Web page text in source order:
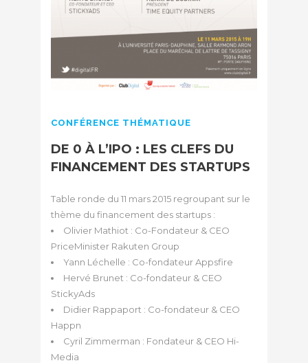
CONFÉRENCE THÉMATIQUE
DE 0 À L’IPO : LES CLEFS DU
FINANCEMENT DES STARTUPS
Table ronde du 11 mars 2015 regroupant sur le
thème du financement des startups :
Olivier Mathiot : Co-Fondateur & CEO
PriceMinister Rakuten Group
Yann Léchelle : Co-fondateur Appsfire
Hervé Brunet : Co-fondateur & CEO
StickyAds
Didier Rappaport : Co-fondateur & CEO
Happn
Cyril Zimmerman : Fondateur & CEO Hi-
Media